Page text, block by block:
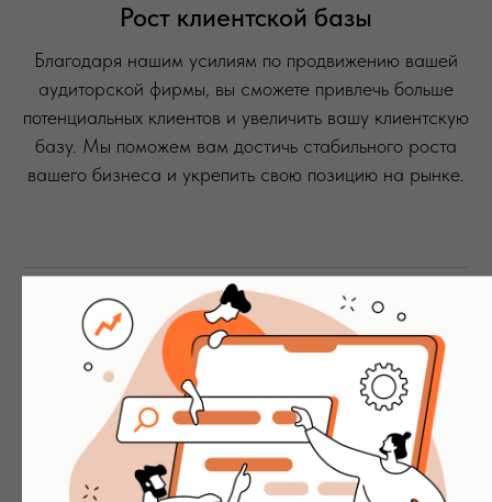
Рост клиентской базы
Благодаря нашим усилиям по продвижению вашей
аудиторской фирмы, вы сможете привлечь больше
потенциальных клиентов и увеличить вашу клиентскую
базу. Мы поможем вам достичь стабильного роста
вашего бизнеса и укрепить свою позицию на рынке.
-2-
Увеличение узнаваемости бренда
Наши маркетинговые стратегии помогут увеличить
узнаваемость вашей аудиторской фирмы и создать
положительный имидж в глазах потенциальных
клиентов. Мы разрабатываем качественный контент